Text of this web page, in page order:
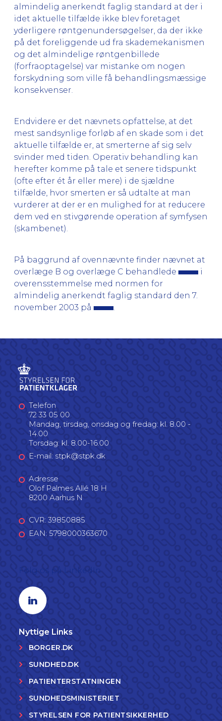
almindelig anerkendt faglig standard at der i
idet aktuelle tilfælde ikke blev foretaget
yderligere røntgenundersøgelser, da der ikke
på det foreliggende ud fra skademekanismen
og det almindelige røntgenbillede
(forfraoptagelse) var mistanke om nogen
forskydning som ville få behandlingsmæssige
konsekvenser.
Endvidere er det nævnets opfattelse, at det
mest sandsynlige forløb af en skade som i det
aktuelle tilfælde er, at smerterne af sig selv
svinder med tiden. Operativ behandling kan
herefter komme på tale et senere tidspunkt
(ofte efter ét år eller mere) i de sjældne
tilfælde, hvor smerten er så udtalte at man
vurderer at der er en mulighed for at reducere
dem ved en stivgørende operation af symfysen
(skambenet).
På baggrund af ovennævnte finder nævnet at
overlæge B og overlæge C behandlede
i
overensstemmelse med normen for
almindelig anerkendt faglig standard den 7.
november 2003 på
Telefon
72 33 05 00
Mandag, tirsdag, onsdag og fredag: kl. 8.00 -
14.00
Torsdag: kl. 8.00-16.00
E-mail: stpk@stpk.dk
Adresse
Olof Palmes Allé 18 H
8200 Aarhus N
CVR: 39850885
EAN: 5798000363670
Linkedin profil
Nyttige Links
BORGER.DK
SUNDHED.DK
PATIENTERSTATNINGEN
SUNDHEDSMINISTERIET
STYRELSEN FOR PATIENTSIKKERHED